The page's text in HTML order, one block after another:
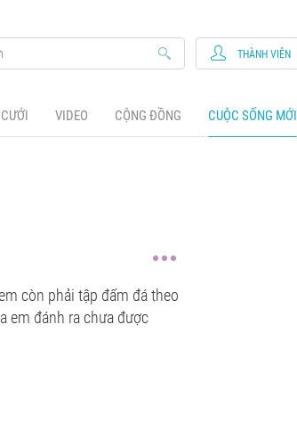
VIDEO CỘNG ĐỒNG CUỘC SỐNG MỚI
THÀNH VIÊN
còn phải tập đấm đá theo
em đánh ra chưa được